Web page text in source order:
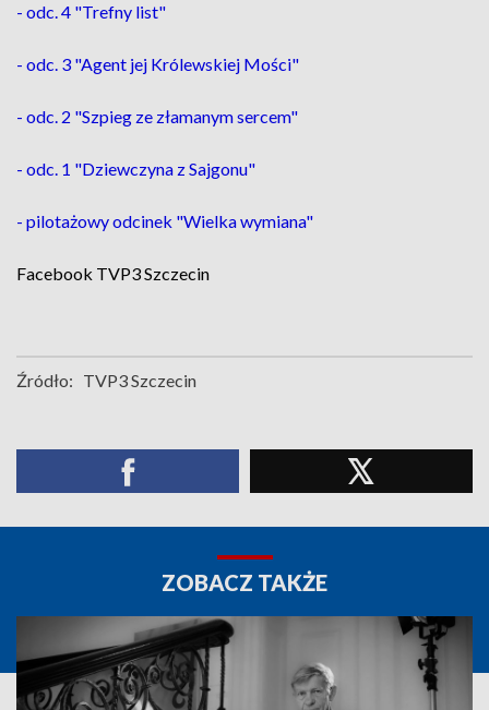
- odc. 4 "Trefny list"
- odc. 3 "Agent jej Królewskiej Mości"
- odc. 2 "Szpieg ze złamanym sercem"
- odc. 1 "Dziewczyna z Sajgonu"
- pilotażowy odcinek "Wielka wymiana"
Facebook TVP3 Szczecin
Źródło: TVP3 Szczecin
ZOBACZ TAKŻE